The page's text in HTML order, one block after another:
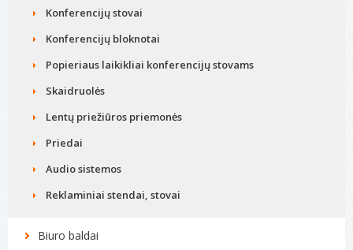
Konferencijų stovai
Konferencijų bloknotai
Popieriaus laikikliai konferencijų stovams
Skaidruolės
Lentų priežiūros priemonės
Priedai
Audio sistemos
Reklaminiai stendai, stovai
Biuro baldai